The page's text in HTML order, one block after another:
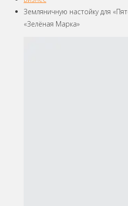
Земляничную настойку для
«Зелёная Марка»